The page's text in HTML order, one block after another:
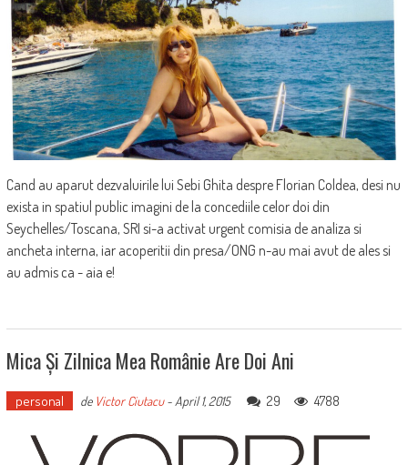
Cand au aparut dezvaluirile lui Sebi Ghita despre Florian Coldea, desi nu
exista in spatiul public imagini de la concediile celor doi din
Seychelles/Toscana, SRI si-a activat urgent comisia de analiza si
ancheta interna, iar acoperitii din presa/ONG n-au mai avut de ales si
au admis ca - aia e!
Mica Și Zilnica Mea Românie Are Doi Ani
personal de Victor Ciutacu- April 1, 2015 29 4788